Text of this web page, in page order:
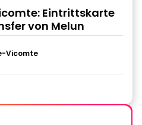
Eintrittskarte
von Melun
Vicomte